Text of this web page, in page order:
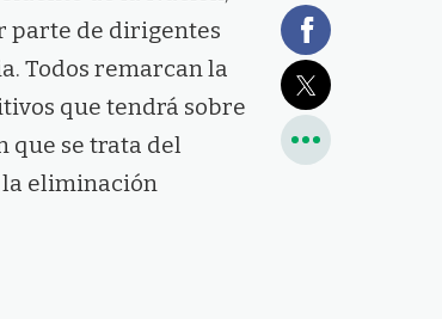
parte de dirigentes
Todos remarcan la
que tendrá sobre
que se trata del
eliminación